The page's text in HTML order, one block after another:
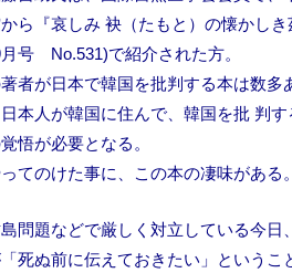
から『哀しみ 袂（たもと）の懐かしき
号 No.531)で紹介された方。
者が日本で韓国を批判する本は数多
本人が韓国に住んで、韓国を批 判
覚悟が必要となる。
てのけた事に、この本の凄味がある
問題などで厳しく対立している今日
死ぬ前に伝えておきたい」というこ